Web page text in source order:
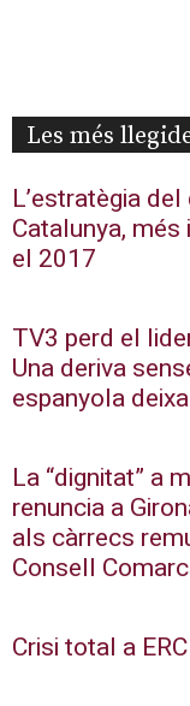
Les més
L’estratègia
Catalunya,
el 2017
TV3 perd el
Una deriva
espanyola
La “dignitat” a
renuncia a
als càrrecs
Consell
Crisi total a